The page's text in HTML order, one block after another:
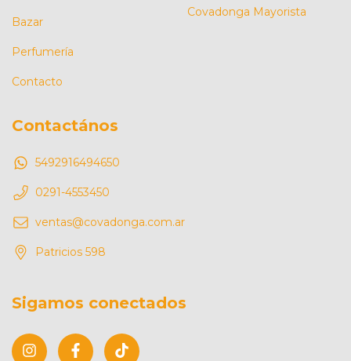
Bazar
Perfumería
Contacto
Covadonga Mayorista
Contactános
5492916494650
0291-4553450
ventas@covadonga.com.ar
Patricios 598
Sigamos conectados